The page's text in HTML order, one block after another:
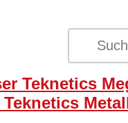
Teknetics
Teknetics